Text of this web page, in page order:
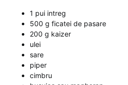
1 pui intreg
500 g ficatei de pasare
200 g kaizer
ulei
sare
piper
cimbru